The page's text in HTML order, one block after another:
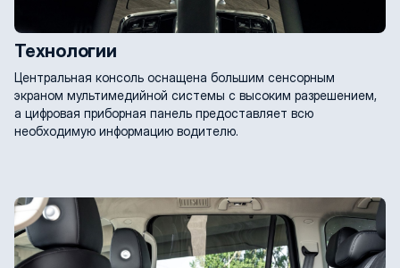
Технологии
Центральная консоль оснащена большим сенсорным
экраном мультимедийной системы с высоким разрешением,
а цифровая приборная панель предоставляет всю
необходимую информацию водителю.